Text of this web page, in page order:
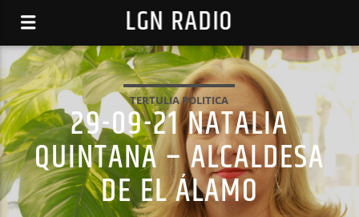
LGN RADIO
TERTULIA POLITICA
29-09-21 NATALIA
QUINTANA – ALCALDESA
DE EL ÁLAMO